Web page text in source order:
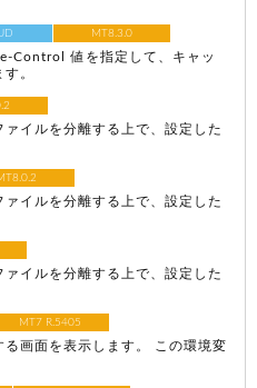
MT8.3.0
Control 値を指定して、キャッ
。
イルを分離する上で、設定した
イルを分離する上で、設定した
イルを分離する上で、設定した
MT7 R.5405
画面を表示します。 この環境変